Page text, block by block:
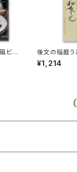
ビー
後文の稲庭
（150ｇ×2束入
¥1,214